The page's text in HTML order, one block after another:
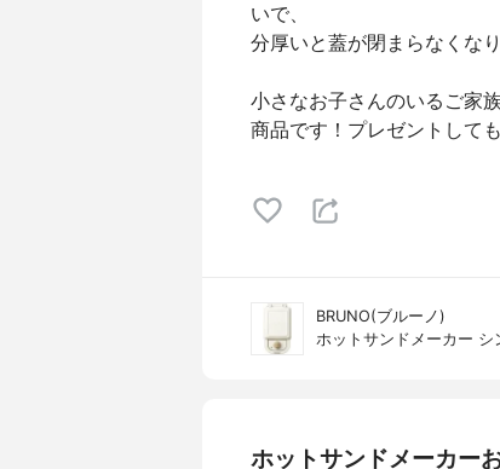
いで、
分厚いと蓋が閉まらなくな
小さなお子さんのいるご家
商品です！プレゼントして
BRUNO(ブルーノ)
ホットサンドメーカー シ
ホットサンドメーカー